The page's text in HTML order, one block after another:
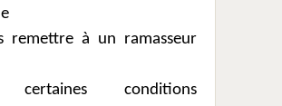
remettre à un ramasseur
certaines conditions